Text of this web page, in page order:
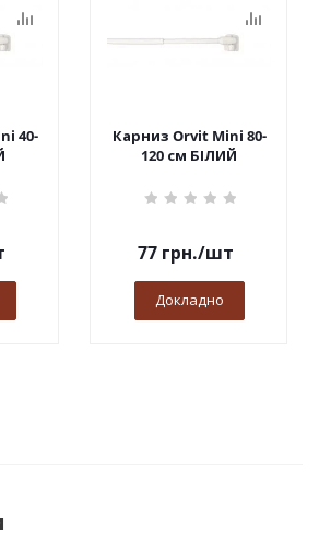
40-
Карниз Orvit Mini 80-
120 см БІЛИЙ
77грн./шт
Докладно